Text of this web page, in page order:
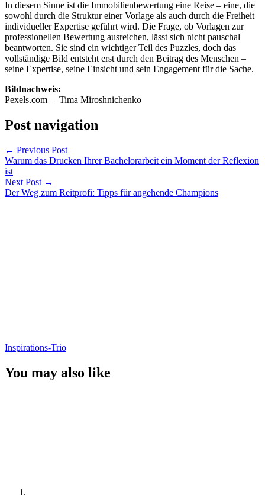
In diesem Sinne ist die Immobilienbewertung eine Reise – eine, die
sowohl durch die Struktur einer Vorlage als auch durch die Freiheit
individueller Expertise geführt wird. Die Frage, ob Vorlagen zur
professionellen Bewertung ausreichen, lässt sich nicht pauschal
beantworten. Sie sind ein wichtiger Teil des Puzzles, doch das
vollständige Bild entsteht erst durch den Beitrag des Menschen –
seine Expertise, seine Einsicht und sein Engagement für die Sache.
Bildnachweis:
Pexels.com – Tima Miroshnichenko
Post navigation
← Previous Post
Warum das Drucken Ihrer Bachelorarbeit ein Moment der Reflexion
ist
Next Post →
Der Weg zum Reitprofi: Tipps für angehende Champions
Inspirations-Trio
You may also like